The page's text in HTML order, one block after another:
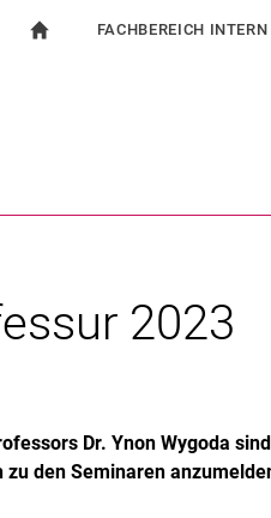
FACHBEREICH INTERN
2023
Dr. Ynon Wygoda
den Seminaren